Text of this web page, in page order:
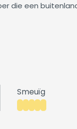
die een
Smeuïg